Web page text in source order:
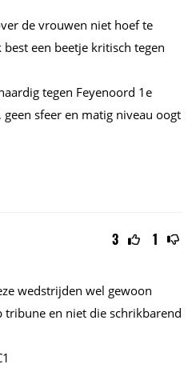
de vrouwen niet hoef te
een beetje kritisch tegen
tegen Feyenoord 1e
sfeer en matig niveau oogt
3 1
wedstrijden wel gewoon
en niet die schrikbarend